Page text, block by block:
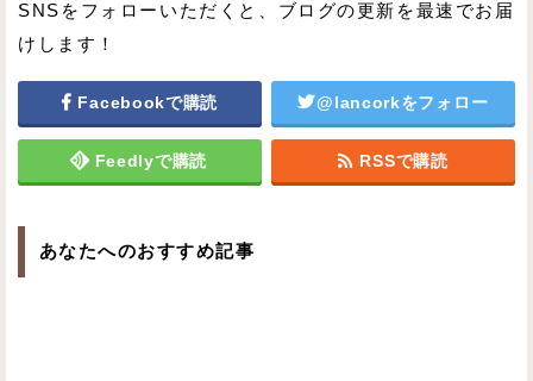
SNSをフォローいただくと、ブログの更新を最速でお届
けします！
Facebookで購読 @lancorkをフォロー
Feedlyで購読 RSSで購読
あなたへのおすすめ記事